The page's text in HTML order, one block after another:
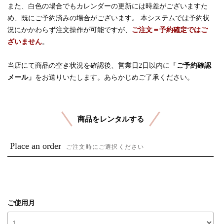
また、白色の場合でもカレンダーの更新には時差がございますた
め、既にご予約済みの場合がございます。 本システムでは予約状
況にかかわらず注文操作が可能ですが、 ご注文＝予約確定ではご
ざいません。
当店にて商品の空き状況を確認後、営業日2日以内に 「ご予約確認
メール」 をお送りいたします。あらかじめご了承ください。
商品をレンタルする
Place an order ご注文時にご選択ください
ご使用月